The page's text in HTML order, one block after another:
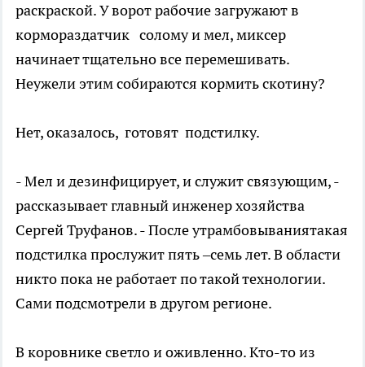
раскраской. У ворот рабочие загружают в
кормораздатчик солому и мел, миксер
начинает тщательно все перемешивать.
Неужели этим собираются кормить скотину?
Нет, оказалось, готовят подстилку.
- Мел и дезинфицирует, и служит связующим, -
рассказывает главный инженер хозяйства
Сергей Труфанов. - После утрамбовываниятакая
подстилка прослужит пять –семь лет. В области
никто пока не работает по такой технологии.
Сами подсмотрели в другом регионе.
В коровнике светло и оживленно. Кто-то из